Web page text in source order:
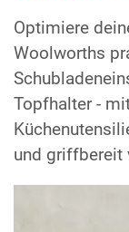
Optimiere
Woolworths
Topfhalter -
und griffbereit